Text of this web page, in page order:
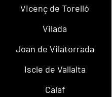
Vicenç de Torelló
Vilada
Joan de Vilatorrada
Iscle de Vallalta
Calaf